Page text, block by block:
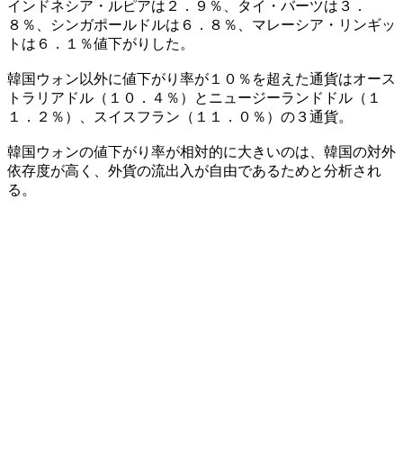
インドネシア・ルピアは２．９％、タイ・バーツは３．
８％、シンガポールドルは６．８％、マレーシア・リンギッ
トは６．１％値下がりした。
韓国ウォン以外に値下がり率が１０％を超えた通貨はオース
トラリアドル（１０．４％）とニュージーランドドル（１
１．２％）、スイスフラン（１１．０％）の３通貨。
韓国ウォンの値下がり率が相対的に大きいのは、韓国の対外
依存度が高く、外貨の流出入が自由であるためと分析され
る。